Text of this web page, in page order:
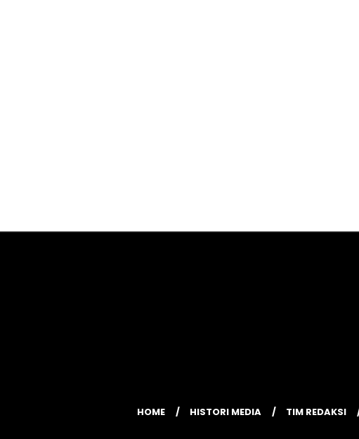
HOME HISTORI MEDIA TIM REDAKSI